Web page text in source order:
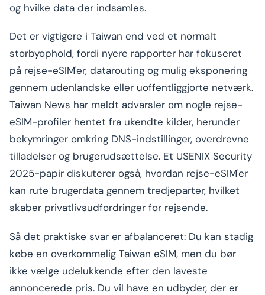
og hvilke data der indsamles.
Det er vigtigere i Taiwan end ved et normalt
storbyophold, fordi nyere rapporter har fokuseret
på rejse-eSIM'er, datarouting og mulig eksponering
gennem udenlandske eller uoffentliggjorte netværk.
Taiwan News har meldt advarsler om nogle rejse-
eSIM-profiler hentet fra ukendte kilder, herunder
bekymringer omkring DNS-indstillinger, overdrevne
tilladelser og brugerudsættelse. Et USENIX Security
2025-papir diskuterer også, hvordan rejse-eSIM'er
kan rute brugerdata gennem tredjeparter, hvilket
skaber privatlivsudfordringer for rejsende.
Så det praktiske svar er afbalanceret: Du kan stadig
købe en overkommelig Taiwan eSIM, men du bør
ikke vælge udelukkende efter den laveste
annoncerede pris. Du vil have en udbyder, der er